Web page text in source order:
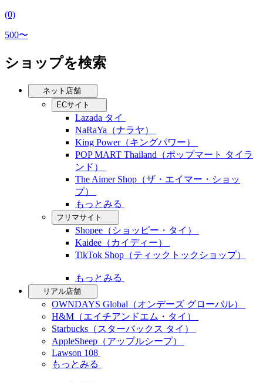
(0)
500〜
ショップを検索
ネット店舗
ECサイト
Lazada タイ
NaRaYa（ナラヤ）
King Power（キングパワー）
POP MART Thailand（ポップマート タイラ
ンド）
The Aimer Shop（ザ・エイマー・ショッ
プ）
もっとみる
フリマサイト
Shopee（ショッピー・タイ）
Kaidee（カイディー）
TikTok Shop（ティックトックショップ）
もっとみる
リアル店舗
OWNDAYS Global（オンデーズ グローバル）
H&M（エイチアンドエム・タイ）
Starbucks（スターバックス タイ）
AppleSheep（アップルシープ）
Lawson 108
もっとみる